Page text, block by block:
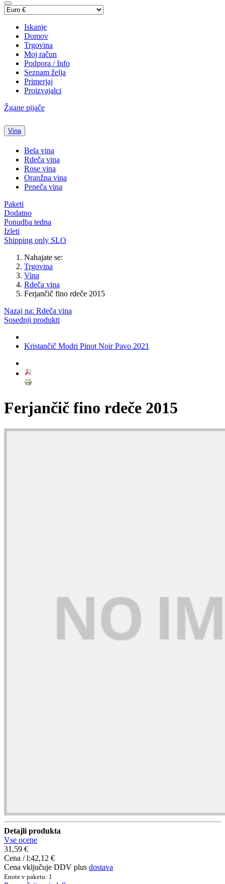
Iskanje
Domov
Trgovina
Moj račun
Podpora / Info
Seznam želja
Primerjaj
Proizvajalci
Žgane pijače
Vina
Bela vina
Rdeča vina
Rose vina
Oranžna vina
Peneča vina
Paketi
Dodatno
Ponudba tedna
Izleti
Shipping only SLO
Nahajate se:
Trgovina
Vina
Rdeča vina
Ferjančič fino rdeče 2015
Nazaj na: Rdeča vina
Sosednji produkti
Kristančič Modri Pinot Noir Pavo 2021
Ferjančič fino rdeče 2015
Detajli produkta
Vse ocene
31,59 €
Cena / l:42,12 €
Cena vključuje DDV plus dostava
Enote v paketu: 1